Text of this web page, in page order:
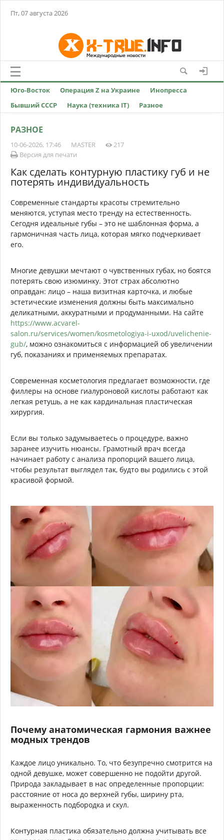
Пт, 07 августа 2026
Юго-Восток Операция Z на Украине
Инопресса
Бывший СССР
Наука (техника IT) Разное
РАЗНОЕ
10-06-2026, 17:46 MASTER
217
Версия для печати
Как сделать контурную пластику губ и не
потерять индивидуальность
Современные стандарты красоты стремительно
меняются, уступая место тренду на естественность.
Сегодня идеальные губы – это не шаблонная форма, а
гармоничная часть лица, которая мягко подчеркивает
его.
Многие девушки мечтают о чувственных губах, но боятся
потерять свою изюминку. Этот страх абсолютно
оправдан: лицо – наша визитная карточка, и любые
эстетические изменения должны быть максимально
деликатными, аккуратными и продуманными. На сайте
https://www.acvarel-
salon.ru/services/women/kosmetologiya-i-uxod/uvelichenie-
gub/, можно ознакомиться с информацией об увеличении
губ, показаниях и применяемых препаратах.
Современная косметология предлагает возможности, где
филлеры на основе гиалуроновой кислоты работают как
легкая ретушь, а не как кардинальная пластическая
хирургия.
Если вы только задумываетесь о процедуре, важно
заранее изучить нюансы. Грамотный врач всегда
начинает работу с анализа пропорций вашего лица,
чтобы результат выглядел так, будто вы родились с этой
красивой формой.
Почему анатомическая гармония важнее
модных трендов
Каждое лицо уникально. То, что безупречно смотрится на
одной девушке, может совершенно не подойти другой.
Природа закладывает в нас определенные пропорции:
расстояние от носа до верхней губы, ширину рта,
выраженность подбородка и скул.
Контурная пластика обязательно должна учитывать все